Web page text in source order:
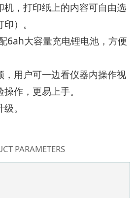
机，打印纸上的内容可自由选
）。
6ah大容量充电锂电池，方便
，用户可一边看仪器内操作视
作，更易上手。
。
PARAMETERS